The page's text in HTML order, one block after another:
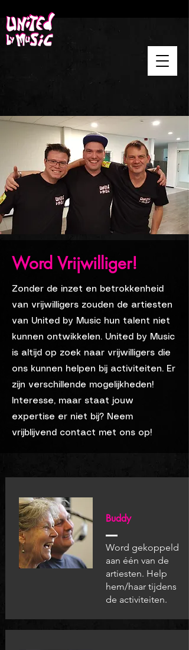
Word Vrijwilliger!
Zonder de inzet en betrokkenheid
van vrijwilligers zouden de artiesten
van United by Music hun talent niet
kunnen ontwikkelen. United by Music
is altijd op zoek naar vrijwilligers die
ons kunnen helpen bij activiteiten. Er
zijn verschillende mogelijkheden!
Interesse, maar staat jouw
expertise er niet bij? Neem
vrijblijvend contact met ons op!
Buddy
Word gekoppeld
aan één van de
artiesten. Help
hem/haar tijdens
de activiteiten.